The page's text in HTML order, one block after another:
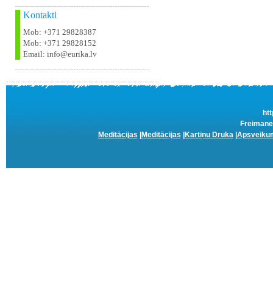
Kontakti
Mob: +371 29828387
Mob: +371 29828152
Email: info@eurika.lv
Meditācijas
Meditācijas Kartiņu Druka|